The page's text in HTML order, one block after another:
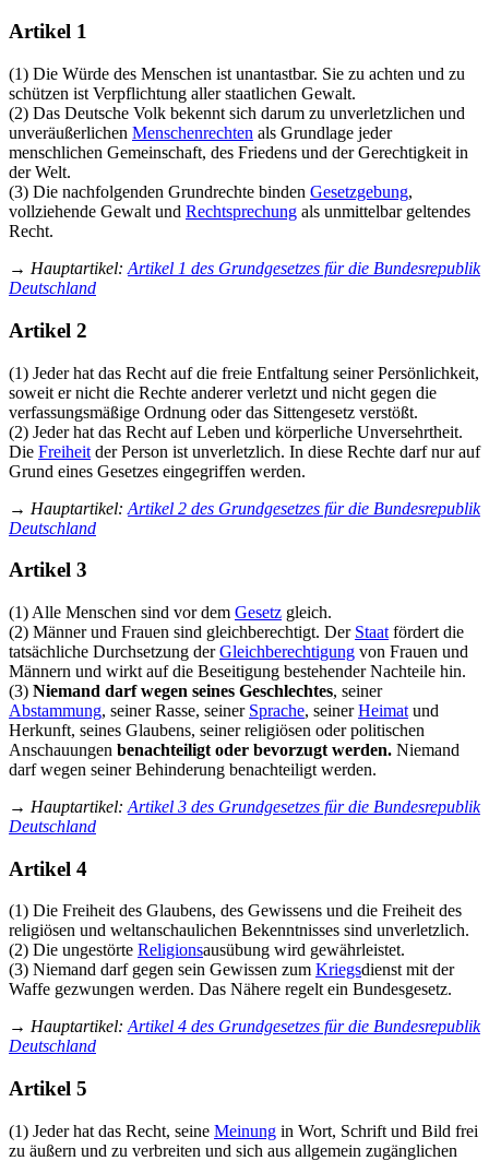
Artikel 1
(1) Die Würde des Menschen ist unantastbar. Sie zu achten und zu
schützen ist Verpflichtung aller staatlichen Gewalt.
(2) Das Deutsche Volk bekennt sich darum zu unverletzlichen und
unveräußerlichen Menschenrechten als Grundlage jeder
menschlichen Gemeinschaft, des Friedens und der Gerechtigkeit in
der Welt.
(3) Die nachfolgenden Grundrechte binden Gesetzgebung,
vollziehende Gewalt und Rechtsprechung als unmittelbar geltendes
Recht.
→ Hauptartikel: Artikel 1 des Grundgesetzes für die Bundesrepublik
Deutschland
Artikel 2
(1) Jeder hat das Recht auf die freie Entfaltung seiner Persönlichkeit,
soweit er nicht die Rechte anderer verletzt und nicht gegen die
verfassungs­mäßige Ordnung oder das Sittengesetz verstößt.
(2) Jeder hat das Recht auf Leben und körperliche Unversehrtheit.
Die Freiheit der Person ist unverletzlich. In diese Rechte darf nur auf
Grund eines Gesetzes eingegriffen werden.
→ Hauptartikel: Artikel 2 des Grundgesetzes für die Bundesrepublik
Deutschland
Artikel 3
(1) Alle Menschen sind vor dem Gesetz gleich.
(2) Männer und Frauen sind gleichberechtigt. Der Staat fördert die
tatsächliche Durch­setzung derGleichberechtigung von Frauen und
Männern und wirkt auf die Beseitigung bestehender Nachteile hin.
(3) Niemand darf wegen seines Geschlechtes, seiner
Abstammung, seiner Rasse, seiner Sprache, seinerHeimat und
Herkunft, seines Glaubens, seiner religiösen oder politischen
Anschauungen benachteiligt oder bevorzugt werden. Niemand
darf wegen seiner Behinderung benachteiligt werden.
→ Hauptartikel: Artikel 3 des Grundgesetzes für die Bundesrepublik
Deutschland
Artikel 4
(1) Die Freiheit des Glaubens, des Gewissens und die Freiheit des
religiösen und welt­anschaulichen Bekenntnisses sind unverletzlich.
(2) Die ungestörte Religions­ausübung wird gewährleistet.
(3) Niemand darf gegen sein Gewissen zum Kriegs­dienst mit der
Waffe gezwungen werden. Das Nähere regelt ein Bundesgesetz.
→ Hauptartikel:Artikel 4 des Grundgesetzes für die Bundesrepublik
Deutschland
Artikel 5
(1) Jeder hat das Recht, seine Meinung in Wort, Schrift und Bild frei
zu äußern und zu verbreiten und sich aus allgemein zugänglichen